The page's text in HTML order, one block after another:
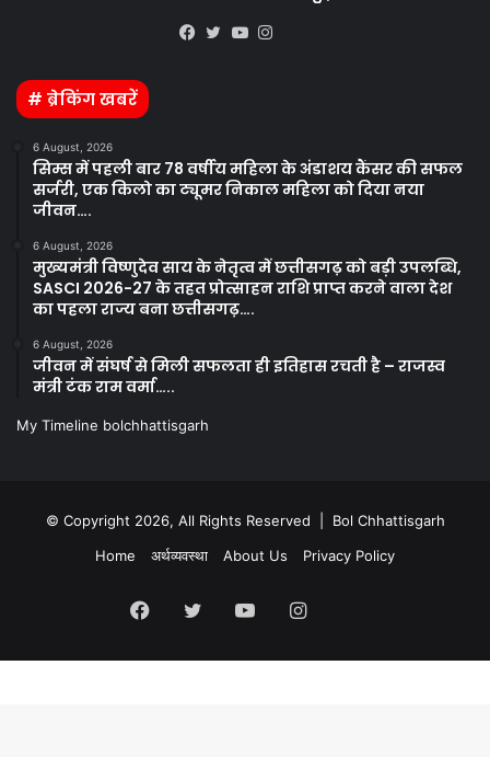
# ब्रेकिंग खबरें
6 August, 2026
सिम्स में पहली बार 78 वर्षीय महिला के अंडाशय कैंसर की सफल
सर्जरी, एक किलो का ट्यूमर निकाल महिला को दिया नया
जीवन….
6 August, 2026
मुख्यमंत्री विष्णुदेव साय के नेतृत्व में छत्तीसगढ़ को बड़ी उपलब्धि,
SASCI 2026-27 के तहत प्रोत्साहन राशि प्राप्त करने वाला देश
का पहला राज्य बना छत्तीसगढ़….
6 August, 2026
जीवन में संघर्ष से मिली सफलता ही इतिहास रचती है – राजस्व
मंत्री टंक राम वर्मा…..
My Timeline bolchhattisgarh
© Copyright 2026, All Rights Reserved | Bol Chhattisgarh
Home
अर्थव्यवस्था About Us Privacy Policy
Facebook
Twitter YouTubeInstagram